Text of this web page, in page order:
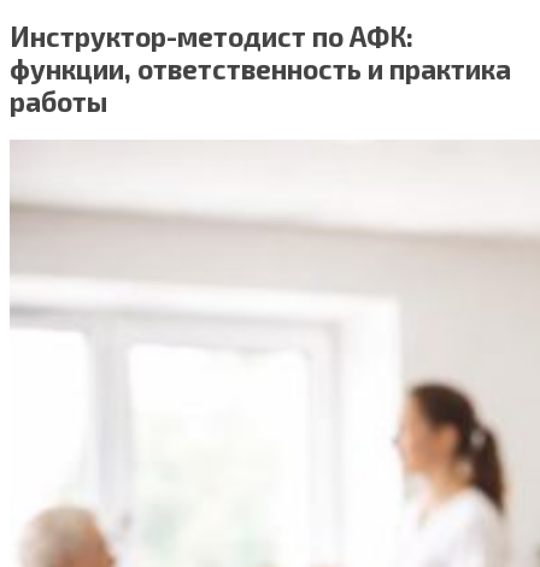
Инструктор-методист по АФК:
функции, ответственность и практика
работы